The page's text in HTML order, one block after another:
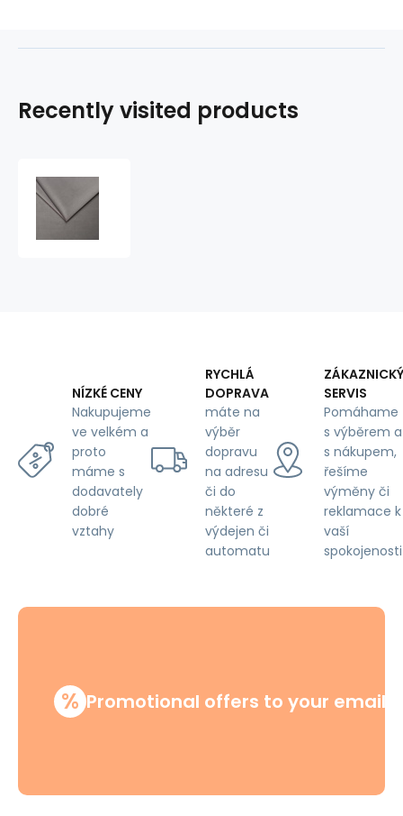
Recently visited products
-
Pet
Proof,
Silver
NÍZKÉ CENY
Nakupujeme
ve velkém a
proto
máme s
dodavately
dobré
vztahy
RYCHLÁ
DOPRAVA
máte na
výběr
dopravu
na adresu
či do
některé z
výdejen či
automatu
ZÁKAZNICKÝ
SERVIS
Pomáhame
s výběrem a
s nákupem,
řešíme
výměny či
reklamace k
vaší
spokojenosti
% Promotional offers to your email